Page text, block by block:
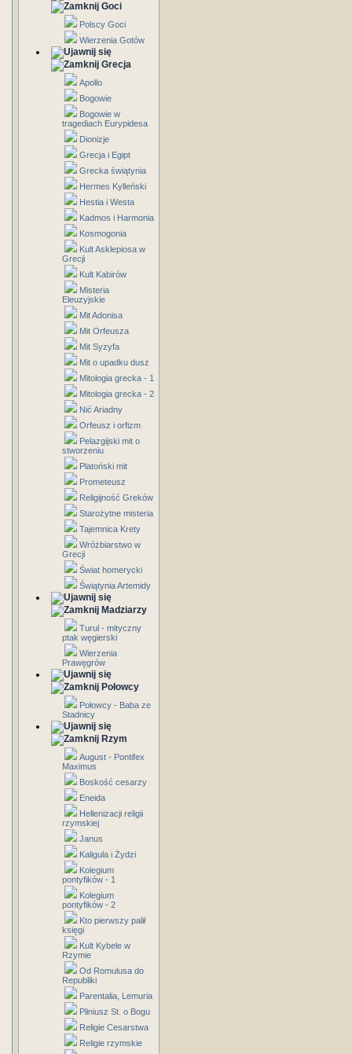
Goci
Polscy Goci
Wierzenia Gotów
Grecja
Apollo
Bogowie
Bogowie w
tragediach Eurypidesa
Dionizje
Grecja i Egipt
Grecka świątynia
Hermes Kylleński
Hestia i Westa
Kadmos i Harmonia
Kosmogonia
Kult Asklepiosa w
Grecji
Kult Kabirów
Misteria
Eleuzyjskie
Mit Adonisa
Mit Orfeusza
Mit Syzyfa
Mit o upadku dusz
Mitologia grecka - 1
Mitologia grecka - 2
Nić Ariadny
Orfeusz i orfizm
Pelazgijski mit o
stworzeniu
Platoński mit
Prometeusz
Religijność Greków
Starożytne misteria
Tajemnica Krety
Wróżbiarstwo w
Grecji
Świat homerycki
Świątynia Artemidy
Madziarzy
Turul - mityczny
ptak węgierski
Wierzenia
Prawęgrów
Połowcy
Połowcy - Baba ze
Stadnicy
Rzym
August - Pontifex
Maximus
Boskość cesarzy
Eneida
Hellenizacji religii
rzymskiej
Janus
Kaligula i Żydzi
Kolegium
pontyfików - 1
Kolegium
pontyfików - 2
Kto pierwszy palił
księgi
Kult Kybele w
Rzymie
Od Romulusa do
Republiki
Parentalia, Lemuria
Pliniusz St. o Bogu
Religie Cesarstwa
Religie rzymskie